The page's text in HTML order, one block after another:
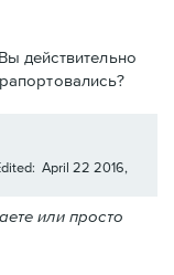
действительно
April 22 2016,
или просто